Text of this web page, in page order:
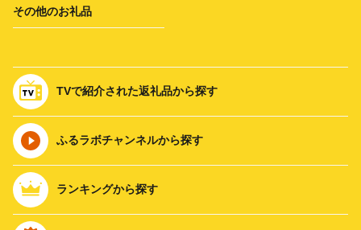
その他のお礼品
TVで紹介された返礼品から探す
ふるラボチャンネルから探す
ランキングから探す